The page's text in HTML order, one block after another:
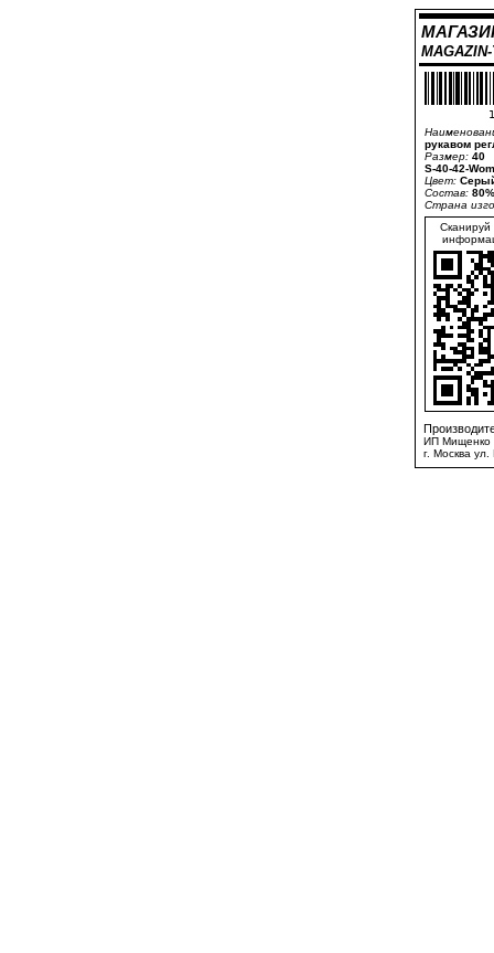
рукавом
Размер: 40
S-40-42-
Цвет:
Состав:
Страна
Сканируй
ИП Мищенко
г. Москва